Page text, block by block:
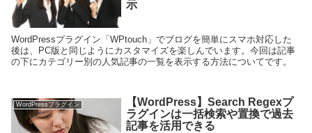
示
WordPressプラグイン「WPtouch」でブログを簡単にスマホ対応した
後は、PC版と同じようにカスタマイズを楽しんでいます。今回は記事
の下にカテゴリー別の人気記事の一覧を表示する方法についてです。
WordPressプラグイン
【WordPress】Search Regexプ
ラグインは一括検索や置換で過去
記事を活用できる